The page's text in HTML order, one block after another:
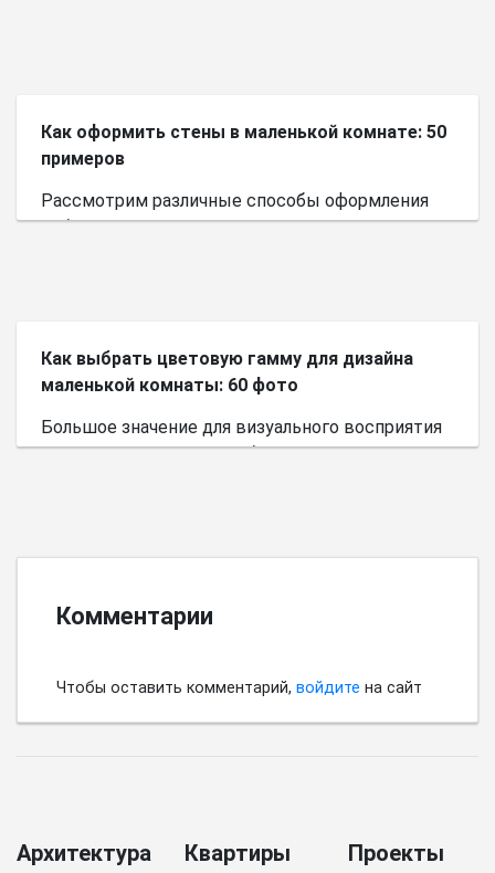
Как оформить стены в маленькой комнате: 50
примеров
Рассмотрим различные способы оформления
небольшого пространства.
Как выбрать цветовую гамму для дизайна
маленькой комнаты: 60 фото
Большое значение для визуального восприятия
пространства имеет выбор цветовой палитры.
Комментарии
Чтобы оставить комментарий, войдите на сайт
Архитектура Квартиры Проекты